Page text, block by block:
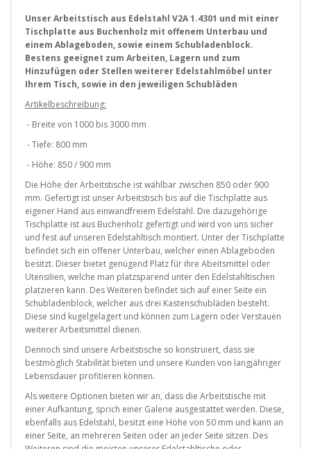
Unser Arbeitstisch aus Edelstahl V2A 1.4301 und mit einer
Tischplatte aus Buchenholz mit offenem Unterbau und
einem Ablageboden, sowie einem Schubladenblock.
Bestens geeignet zum Arbeiten, Lagern und zum
Hinzufügen oder Stellen weiterer Edelstahlmöbel unter
Ihrem Tisch, sowie in den jeweiligen Schubläden
Artikelbeschreibung:
- Breite von 1000 bis 3000 mm
- Tiefe: 800 mm
- Höhe: 850 / 900 mm
Die Höhe der Arbeitstische ist wählbar zwischen 850 oder 900
mm. Gefertigt ist unser Arbeitstisch bis auf die Tischplatte aus
eigener Hand aus einwandfreiem Edelstahl. Die dazugehörige
Tischplatte ist aus Buchenholz gefertigt und wird von uns sicher
und fest auf unseren Edelstahltisch montiert. Unter der Tischplatte
befindet sich ein offener Unterbau, welcher einen Ablageboden
besitzt. Dieser bietet genügend Platz für ihre Abeitsmittel oder
Utensilien, welche man platzsparend unter den Edelstahltischen
platzieren kann. Des Weiteren befindet sich auf einer Seite ein
Schubladenblock, welcher aus drei Kastenschubläden besteht.
Diese sind kugelgelagert und können zum Lagern oder Verstauen
weiterer Arbeitsmittel dienen.
Dennoch sind unsere Arbeitstische so konstruiert, dass sie
bestmöglich Stabilität bieten und unsere Kunden von langjähriger
Lebensdauer profitieren können.
Als weitere Optionen bieten wir an, dass die Arbeitstische mit
einer Aufkantung, sprich einer Galerie ausgestattet werden. Diese,
ebenfalls aus Edelstahl, besitzt eine Höhe von 50 mm und kann an
einer Seite, an mehreren Seiten oder an jeder Seite sitzen. Des